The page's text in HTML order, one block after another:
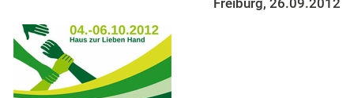
Freiburg, 26.09.2012